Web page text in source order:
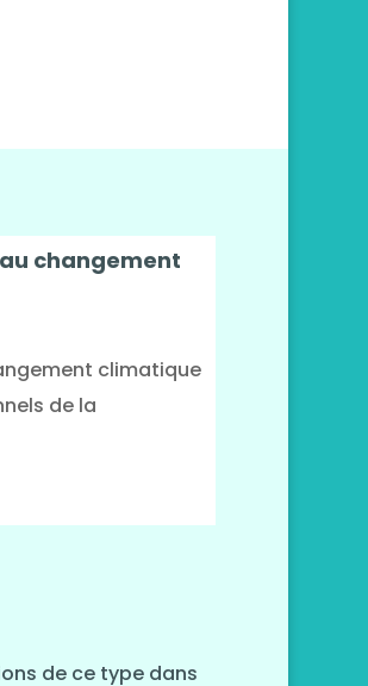
changement
climatique
de la
de ce type dans